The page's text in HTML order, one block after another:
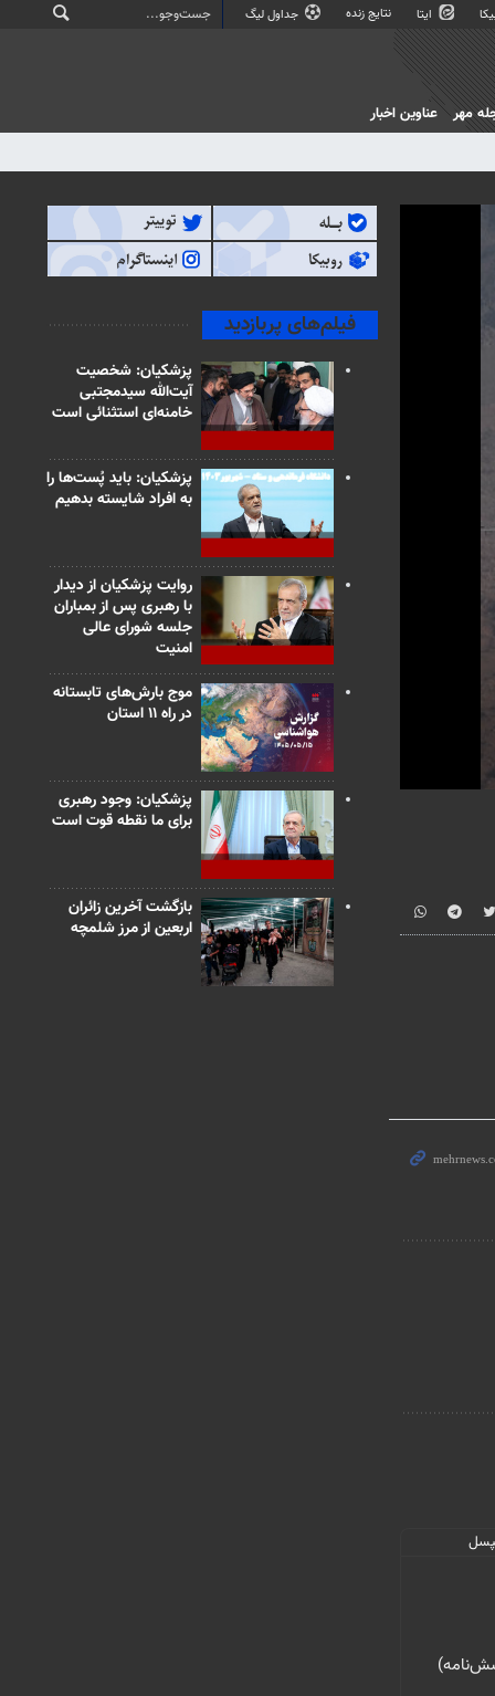
ایتا نتایج زنده جداول لیگ
مهر عناوین اخبار
0
فیلم‌های پربازدید
پزشکیان: شخصیت
آیت‌الله سیدمجتبی
خامنه‌ای استثنائی است
پزشکیان: باید پُست‌ها را
به افراد شایسته بدهیم
روایت پزشکیان از دیدار
با رهبری پس از بمباران
جلسه شورای عالی
امنیت
موج بارش‌های تابستانه
در راه ۱۱ استان
پزشکیان: وجود رهبری
برای ما نقطه قوت است
بازگشت آخرین زائران
اربعین از مرز شلمچه